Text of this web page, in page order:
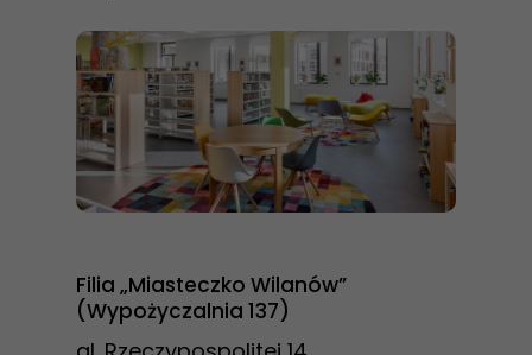
Filia „Miasteczko Wilanów”
(Wypożyczalnia 137)
strony
internetowej,
na podstawie
tego, jak
strona jest
używana.
Doświadczenie